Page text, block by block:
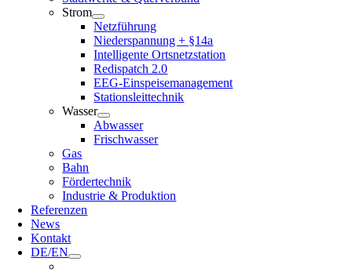
Strom
Netzführung
Niederspannung + §14a
Intelligente Ortsnetzstation
Redispatch 2.0
EEG-Einspeisemanagement
Stationsleittechnik
Wasser
Abwasser
Frischwasser
Gas
Bahn
Fördertechnik
Industrie & Produktion
Referenzen
News
Kontakt
DE/EN